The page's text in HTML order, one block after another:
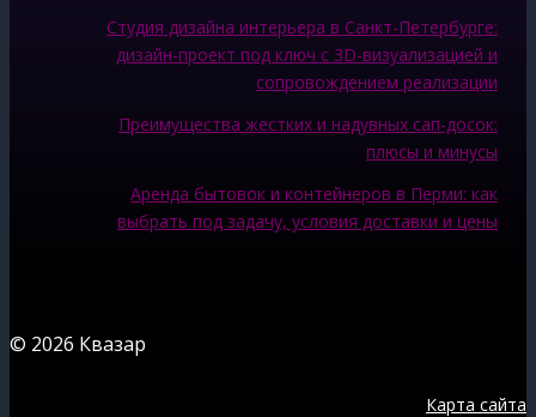
Студия дизайна интерьера в Санкт-Петербурге:
дизайн-проект под ключ с 3D-визуализацией и
сопровождением реализации
Преимущества жестких и надувных сап-досок:
плюсы и минусы
Аренда бытовок и контейнеров в Перми: как
выбрать под задачу, условия доставки и цены
© 2026 Квазар
Карта сайта